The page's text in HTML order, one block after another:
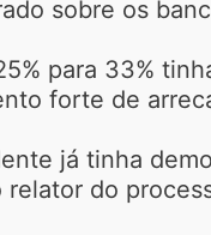
sobre os
para 33%
forte de
já tinha
do